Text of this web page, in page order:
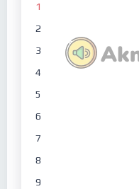
1
2
3
4
5
6
7
8
9